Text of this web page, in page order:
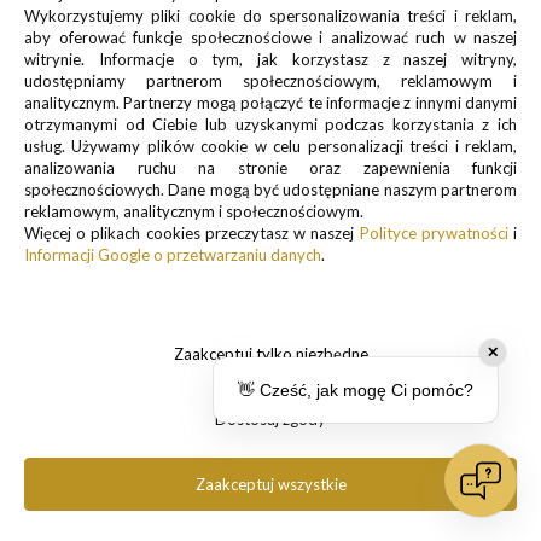
bądź kod qr. Możemy podejrzeć kto aktualnie
współtworzy z nami playlistę oraz zdecydować o tym, czy
chcemy każdorazowo zatwierdzać dołączenie kolejnej
osoby.
✕
👋 Cześć, jak mogę Ci pomóc?
Wykorzystujemy pliki cookie do spersonalizowania treści i reklam,
aby oferować funkcje społecznościowe i analizować ruch w naszej
witrynie. Informacje o tym, jak korzystasz z naszej witryny,
udostępniamy partnerom społecznościowym, reklamowym i
analitycznym. Partnerzy mogą połączyć te informacje z innymi danymi
otrzymanymi od Ciebie lub uzyskanymi podczas korzystania z ich
usług. Używamy plików cookie w celu personalizacji treści i reklam,
analizowania ruchu na stronie oraz zapewnienia funkcji
społecznościowych. Dane mogą być udostępniane naszym partnerom
reklamowym, analitycznym i społecznościowym.
Więcej o plikach cookies przeczytasz w naszej Polityce prywatnościi
Informacji Google o przetwarzaniu danych.
Zaakceptuj tylko niezbędne
Dostosuj zgody
Zaakceptuj wszystkie